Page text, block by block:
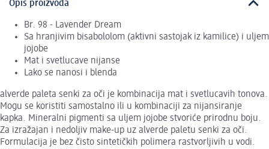
Opis proizvoda
Br. 98 - Lavender Dream
Sa hranjivim bisabololom (aktivni sastojak iz kamilice) i uljem
jojobe
Mat i svetlucave nijanse
Lako se nanosi i blenda
alverde paleta senki za oči je kombinacija mat i svetlucavih tonova.
Mogu se koristiti samostalno ili u kombinaciji za nijansiranje
kapka. Mineralni pigmenti sa uljem jojobe stvoriće prirodnu boju.
Za izražajan i nedoljiv make-up uz alverde paletu senki za oči.
Formulacija je bez čisto sintetičkih polimera rastvorljivih u vodi.